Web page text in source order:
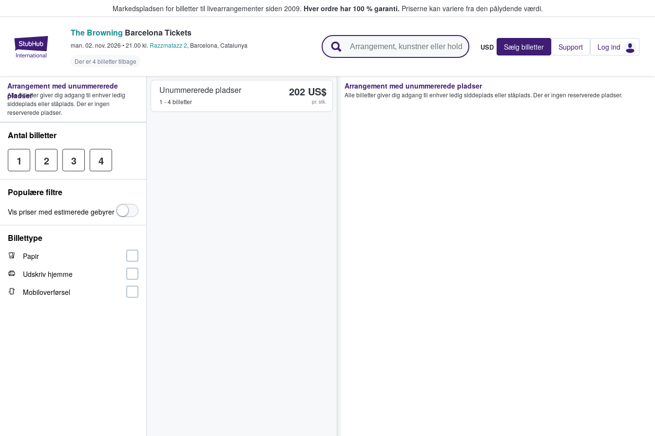
Markedspladsen for billetter til livearrangementer siden 2009. Hver ordre har 100 % garanti. Priserne kan variere fra den pålydende værdi.
StubHub - Hvor fans køber og sælger billetter
The Browning Barcelona Tickets
man. 02. nov. 2026 •21.00 kl. Razzmatazz 2, Barcelona, Catalunya
Der er 4 billetter tilbage
USD Sælg billetter Support Log ind
Unummererede pladser
1 - 4 billetter
202 US$
pr. stk.
Arrangement med unummererede pladser
Alle billetter giver dig adgang til enhver ledig siddeplads eller ståplads. Der er ingen reserverede pladser.
Arrangement med unummererede
pladser
Alle billetter giver dig adgang til enhver ledig
siddeplads eller ståplads. Der er ingen
reserverede pladser.
Antal billetter
1 2 3 4
Populære filtre
Vis priser med estimerede gebyrer
Billettype
Papir
Udskriv hjemme
Mobiloverførsel